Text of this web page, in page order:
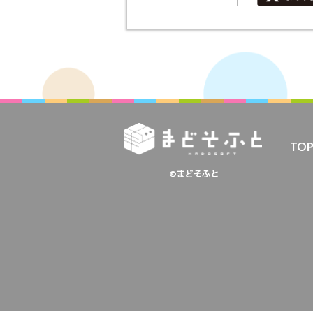
TOP
©まどそふと